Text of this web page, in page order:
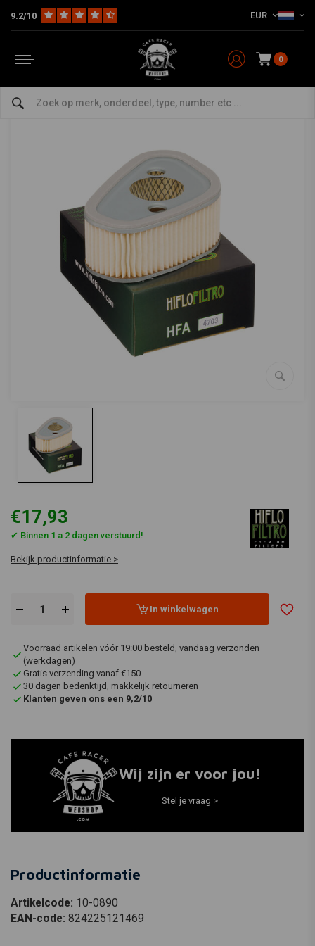
9.2/10 EUR
0
The Workshop Luchtfilter HFA4703
Luchtfilter HFA4703
€17,93
✔ Binnen 1 a 2 dagen verstuurd!
Bekijk productinformatie >
In winkelwagen
Voorraad artikelen vóór 19:00 besteld, vandaag verzonden
(werkdagen)
Gratis verzending vanaf €150
30 dagen bedenktijd, makkelijk retourneren
Klanten geven ons een 9,2/10
Wij zijn er voor jou!
Stel je vraag >
Productinformatie
Artikelcode: 10-0890
EAN-code: 824225121469